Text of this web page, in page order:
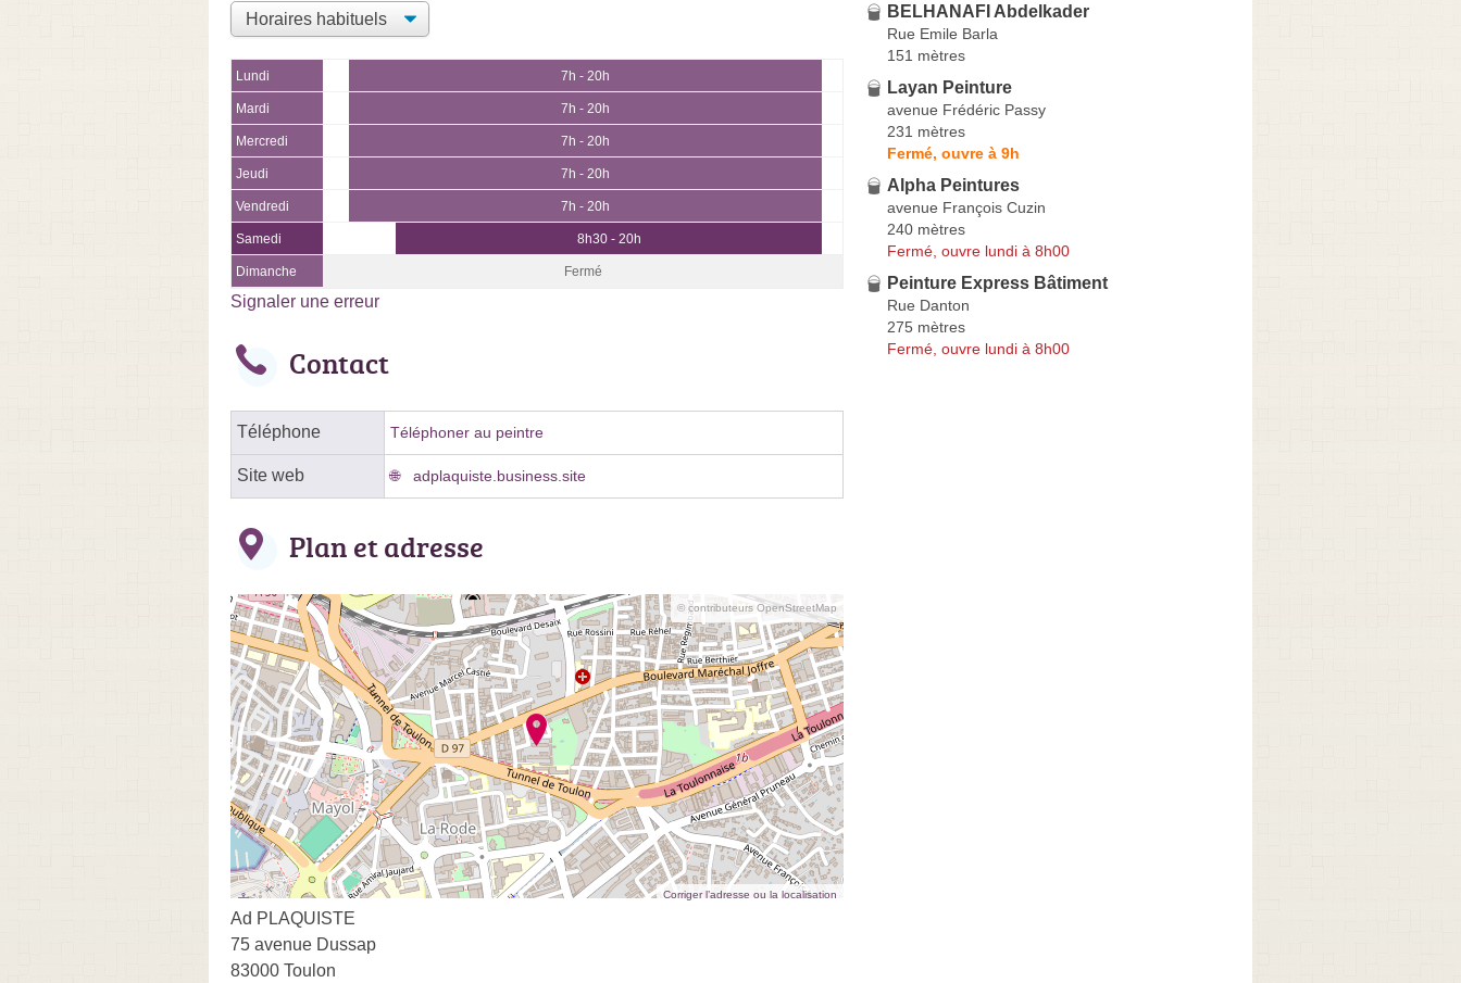
Lundi 7h - 20h
Mardi 7h - 20h
Mercredi 7h - 20h
Jeudi 7h - 20h
Vendredi 7h - 20h
Samedi 8h30 - 20h
Dimanche Fermé
Signaler une erreur
Contact
Téléphone Téléphoner au peintre
Site web adplaquiste.business.site
Plan et adresse
© contributeurs OpenStreetMap
Corriger l’adresse ou la localisation
Ad PLAQUISTE
75 avenue Dussap
83000 Toulon
BELHANAFI Abdelkader
Rue Emile Barla
151 mètres
Layan Peinture
avenue Frédéric Passy
231 mètres
Fermé, ouvre à 9h
Alpha Peintures
avenue François Cuzin
240 mètres
Fermé, ouvre lundi à 8h00
Peinture Express Bâtiment
Rue Danton
275 mètres
Fermé, ouvre lundi à 8h00